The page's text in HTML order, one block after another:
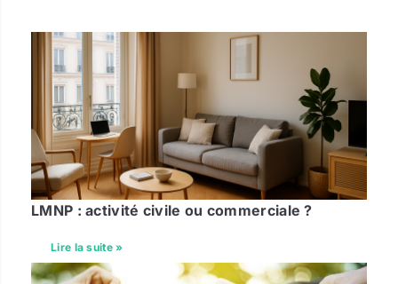
LMNP : activité civile ou commerciale ?
Lire la suite »